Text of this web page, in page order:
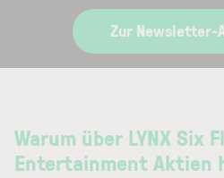
Zur Newsletter-
Warum über LYNX Six
Entertainment Aktien